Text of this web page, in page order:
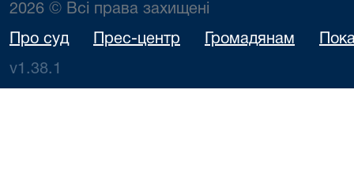
2026 © Всі права захищені
Про суд Прес-центр Громадянам
v1.38.1